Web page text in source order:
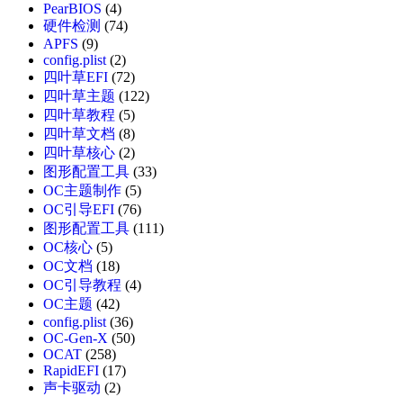
PearBIOS (4)
硬件检测 (74)
APFS (9)
config.plist(2)
四叶草EFI (72)
四叶草主题 (122)
四叶草教程 (5)
四叶草文档 (8)
四叶草核心 (2)
图形配置工具 (33)
OC主题制作 (5)
OC引导EFI (76)
图形配置工具 (111)
OC核心 (5)
OC文档 (18)
OC引导教程 (4)
OC主题 (42)
config.plist(36)
OC-Gen-X (50)
OCAT (258)
RapidEFI (17)
声卡驱动 (2)